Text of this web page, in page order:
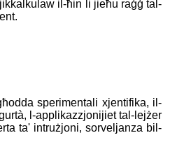
il-ħin li jieħu raġġ tal-
sperimentali xjentifika, il-
l-applikazzjonijiet tal-lejżer
ta' intrużjoni, sorveljanza bil-